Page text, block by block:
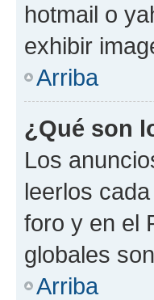
hotmail o
exhibir
Arriba
¿Qué son
Los
leerlos
foro y en el
globales
Arriba